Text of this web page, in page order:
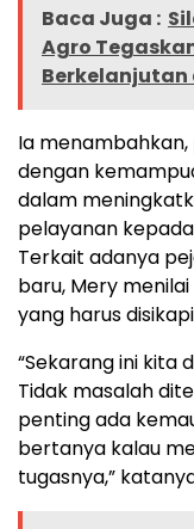
Baca Juga :
Agro
Berkelanjutan
Ia
dengan
dalam
pelayanan
Terkait adanya
baru, Mery
yang harus
“Sekarang ini kita
Tidak masalah
penting ada
bertanya kalau
tugasnya,”